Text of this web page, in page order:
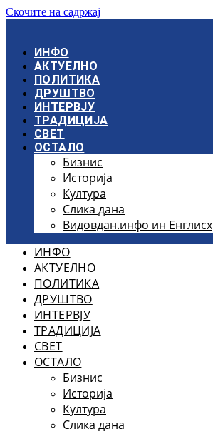
Скочите на садржај
ИНФО
АКТУЕЛНО
ПОЛИТИКА
ДРУШТВО
ИНТЕРВЈУ
ТРАДИЦИЈА
СВЕТ
ОСТАЛО
Бизнис
Историја
Култура
Слика дана
Видовдан.инфо ин Енглисх
ИНФО
АКТУЕЛНО
ПОЛИТИКА
ДРУШТВО
ИНТЕРВЈУ
ТРАДИЦИЈА
СВЕТ
ОСТАЛО
Бизнис
Историја
Култура
Слика дана